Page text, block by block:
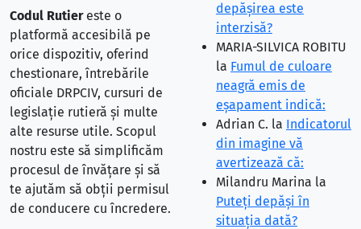
Codul Rutiereste o
platformă accesibilă pe
orice dispozitiv, oferind
chestionare, întrebările
oficiale DRPCIV, cursuri de
legislație rutieră și multe
alte resurse utile. Scopul
nostru este să simplificăm
procesul de învățare și să
te ajutăm să obții permisul
de conducere cu încredere.
depăşirea este
interzisă?
MARIA-SILVICA ROBITU
la Fumul de culoare
neagră emis de
eşapament indică:
Adrian C. la Indicatorul
din imagine vă
avertizează că:
Milandru Marina la
Puteţi depăşi în
situaţia dată?